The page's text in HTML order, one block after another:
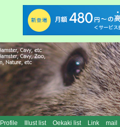
Profile Illust list Oekaki list Link mail